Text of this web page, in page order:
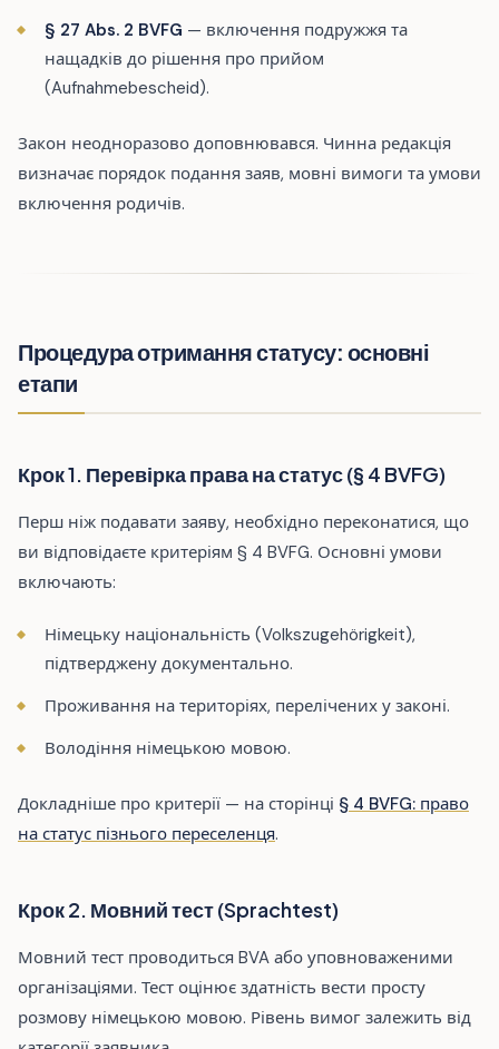
§ 27 Abs. 2 BVFG — включення подружжя та
нащадків до рішення про прийом
(Aufnahmebescheid).
Закон неодноразово доповнювався. Чинна редакція
визначає порядок подання заяв, мовні вимоги та умови
включення родичів.
Процедура отримання статусу: основні
етапи
Крок 1. Перевірка права на статус (§ 4 BVFG)
Перш ніж подавати заяву, необхідно переконатися, що
ви відповідаєте критеріям § 4 BVFG. Основні умови
включають:
Німецьку національність (Volkszugehörigkeit),
підтверджену документально.
Проживання на територіях, перелічених у законі.
Володіння німецькою мовою.
Докладніше про критерії — на сторінці § 4 BVFG: право
на статус пізнього переселенця.
Крок 2. Мовний тест (Sprachtest)
Мовний тест проводиться BVA або уповноваженими
організаціями. Тест оцінює здатність вести просту
розмову німецькою мовою. Рівень вимог залежить від